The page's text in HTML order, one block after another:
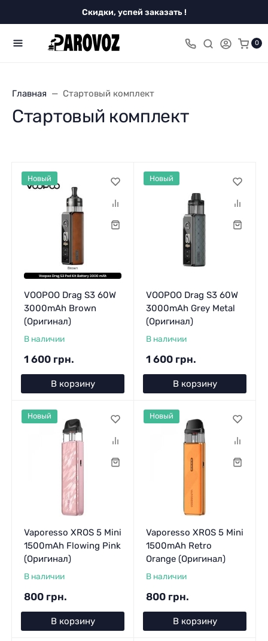
Скидки, успей заказать !
0
Главная Стартовый комплект
Стартовый комплект
VOOPOO Drag S3 60W
3000mAh Brown
(Оригинал)
В наличии
1 600 грн.
В корзину
Новый
VOOPOO Drag S3 60W
3000mAh Grey Metal
(Оригинал)
В наличии
1 600 грн.
В корзину
Новый
Vaporesso XROS 5 Mini
1500mAh Flowing Pink
(Оригинал)
В наличии
800 грн.
В корзину
Новый
Vaporesso XROS 5 Mini
1500mAh Retro
Orange (Оригинал)
В наличии
800 грн.
В корзину
Новый